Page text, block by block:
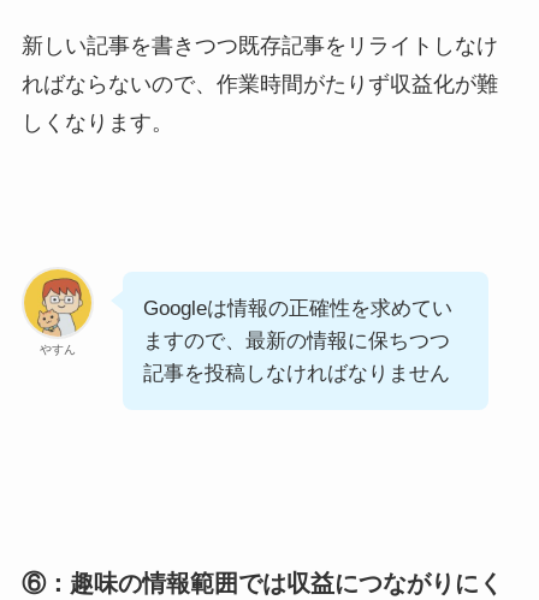
新しい記事を書きつつ既存記事をリライトしなけ
ればならないので、作業時間がたりず収益化が難
しくなります。
やすん
Googleは情報の正確性を求めてい
ますので、最新の情報に保ちつつ
記事を投稿しなければなりません
⑥：趣味の情報範囲では収益につながりにく